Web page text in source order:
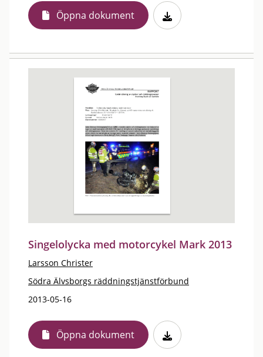
Öppna dokument
Singelolycka med motorcykel Mark 2013
Larsson Christer
Södra Älvsborgs räddningstjänstförbund
2013-05-16
Öppna dokument